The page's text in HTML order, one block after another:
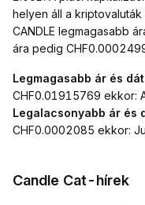
helyen áll a
CANDLE legmagasabb
ára pedig
Legmagasabb ár és
CHF0.01915769 ekkor:
Legalacsonyabb ár és
CHF0.0002085 ekkor:
Candle Cat-hírek